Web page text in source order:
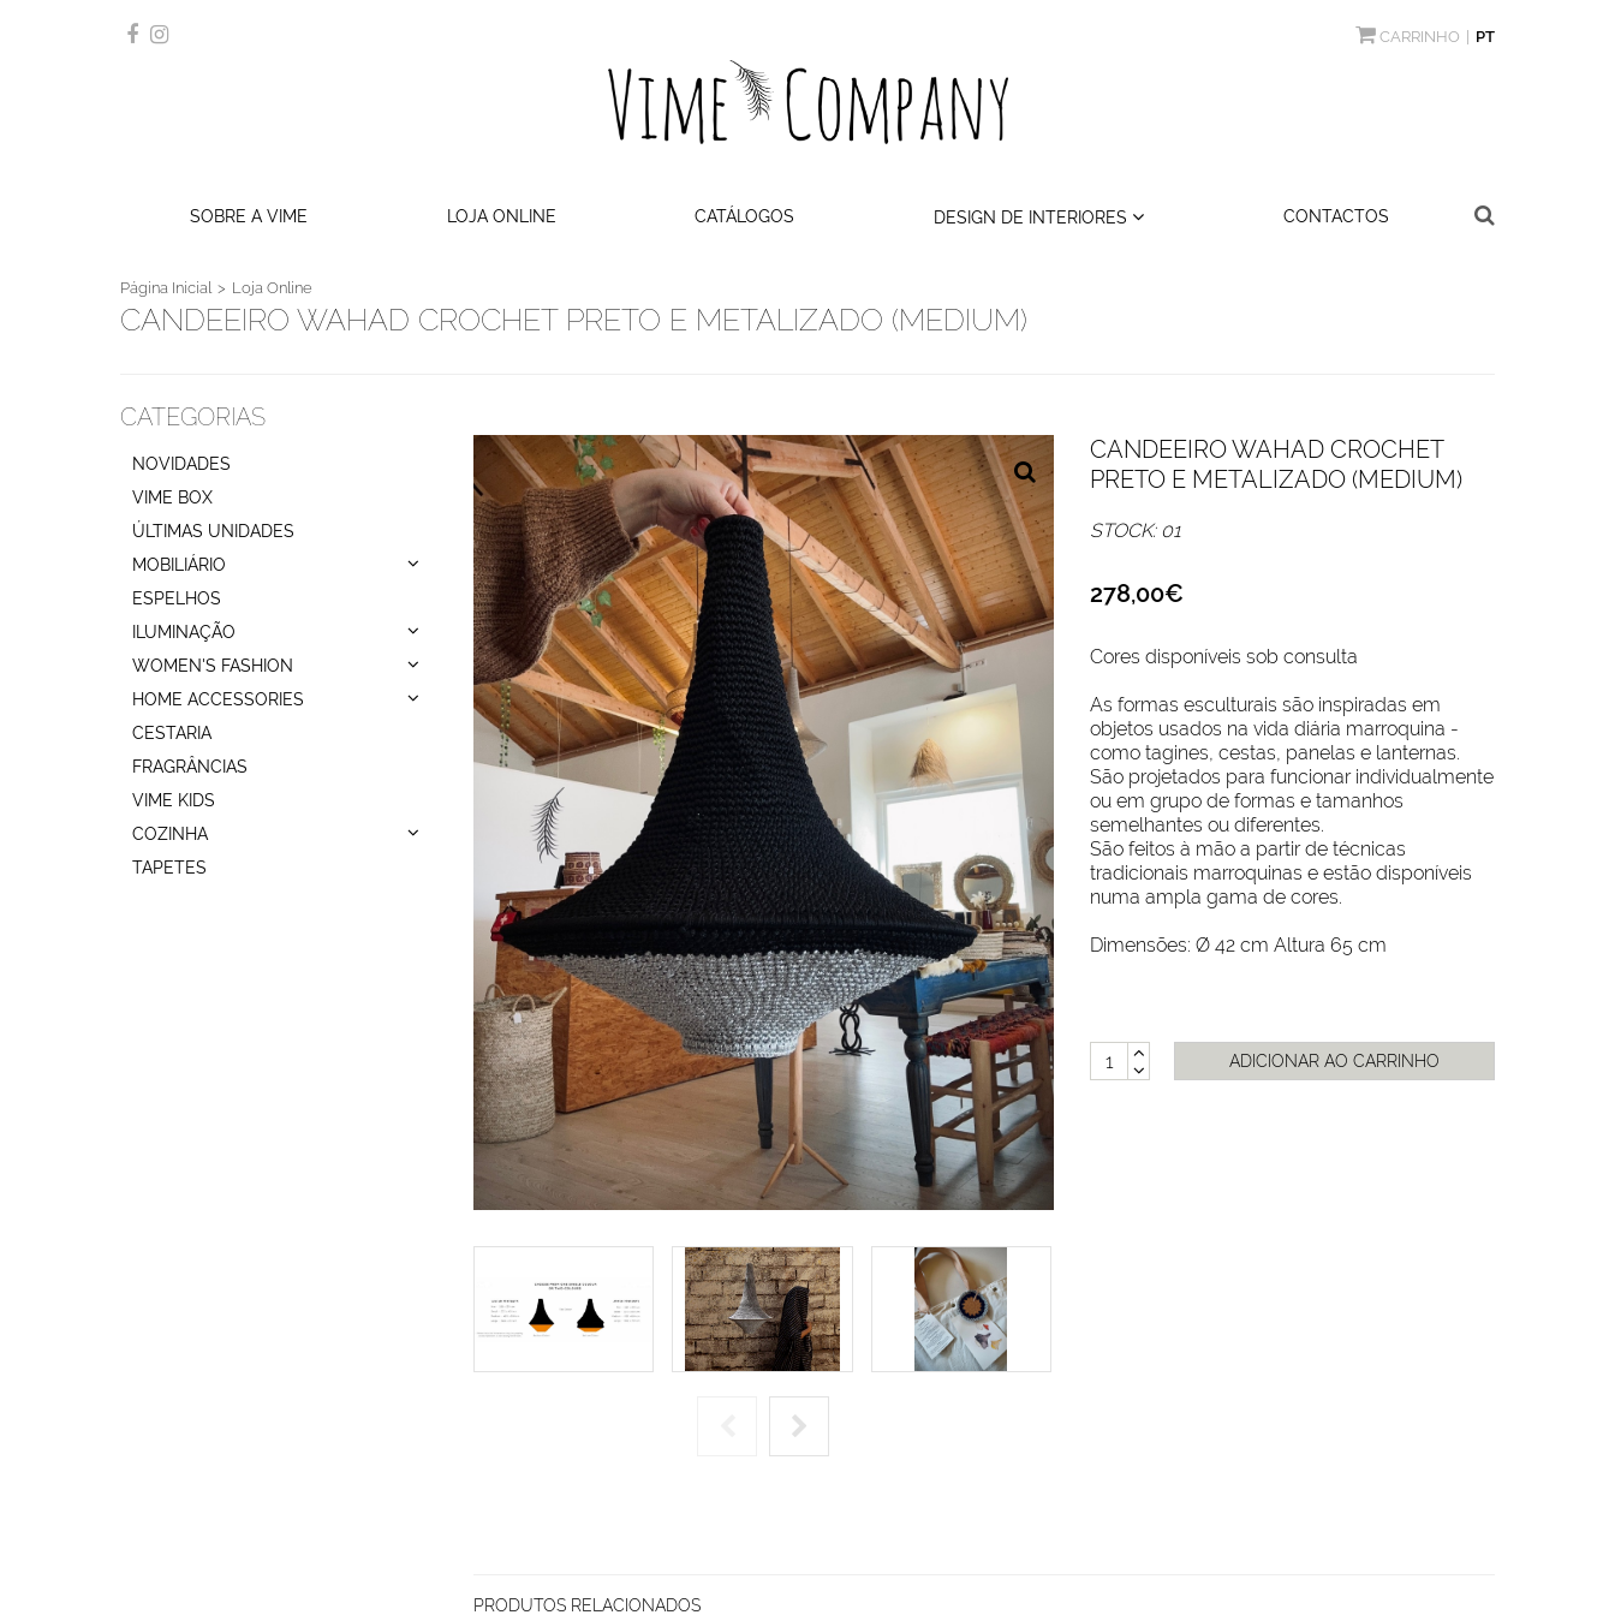
CARRINHO PT
SOBRE A VIME LOJA ONLINE CATÁLOGOS DESIGN DE INTERIORES CONTACTOS
Página Inicial Loja Online
CANDEEIRO WAHAD CROCHET PRETO E METALIZADO (MEDIUM)
CATEGORIAS
NOVIDADES
VIME BOX
ÚLTIMAS UNIDADES
MOBILIÁRIO
ESPELHOS
ILUMINAÇÃO
WOMEN'S FASHION
HOME ACCESSORIES
CESTARIA
FRAGRÂNCIAS
VIME KIDS
COZINHA
TAPETES
CANDEEIRO WAHAD CROCHET
PRETO E METALIZADO (MEDIUM)
STOCK: 01
278,00€
Cores disponíveis sob consulta
As formas esculturais são inspiradas em
objetos usados na vida diária marroquina -
como tagines, cestas, panelas e lanternas.
São projetados para funcionar individualmente
ou em grupo de formas e tamanhos
semelhantes ou diferentes.
São feitos à mão a partir de técnicas
tradicionais marroquinas e estão disponíveis
numa ampla gama de cores.
Dimensões: Ø 42 cm Altura 65 cm
ADICIONAR AO CARRINHO
PRODUTOS RELACIONADOS